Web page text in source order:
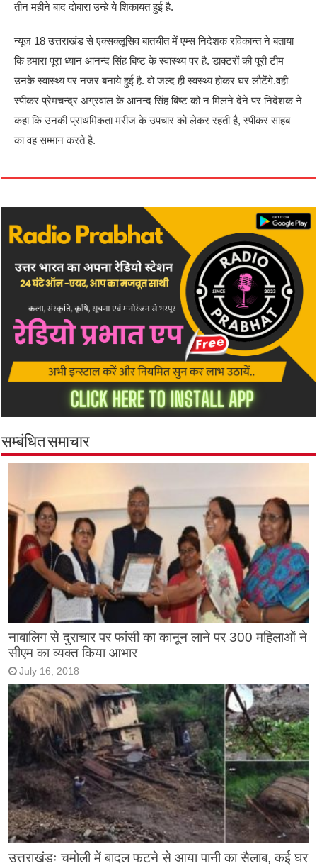
तीन महीने बाद दोबारा उन्हे ये शिकायत हुई है.
न्यूज 18 उत्तराखंड से एक्सक्लूसिव बातचीत में एम्स निदेशक रविकान्त ने बताया
कि हमारा पूरा ध्यान आनन्द सिंह बिष्ट के स्वास्थ्य पर है. डाक्टरों की पूरी टीम
उनके स्वास्थ्य पर नजर बनाये हुई है. वो जल्द ही स्वस्थ्य होकर घर लौटेंगे.वही
स्पीकर प्रेमचन्द्र अग्रवाल के आनन्द सिंह बिष्ट को न मिलने देने पर निदेशक ने
कहा कि उनकी प्राथमिकता मरीज के उपचार को लेकर रहती है, स्पीकर साहब
का वह सम्मान करते है.
सम्बंधित समाचार
नाबालिग से दुराचार पर फांसी का कानून लाने पर 300 महिलाओं ने
सीएम का व्यक्त किया आभार
July 16, 2018
उत्तराखंडः चमोली में बादल फटने से आया पानी का सैलाब, कई घर